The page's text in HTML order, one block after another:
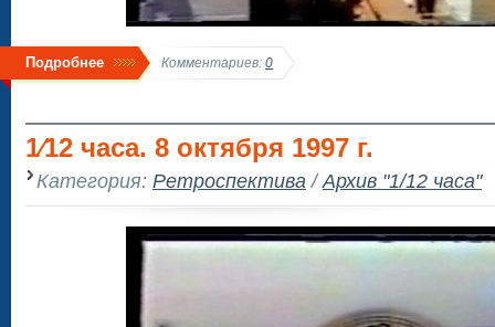
Подробнее Комментариев: 0
1⁄12 часа. 8 октября 1997 г.
Категория: Ретроспектива /Архив "1/12 часа"